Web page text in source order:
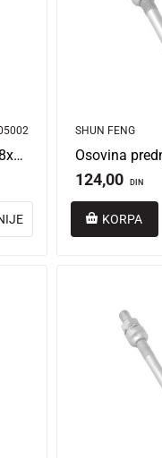
Osovina prednja obična 8x140 mm
SHUN FENG
124,00 DIN
KORPA